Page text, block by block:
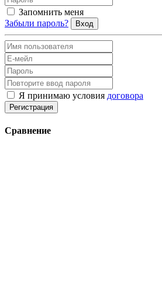
Запомнить меня
Забыли пароль?
Вход
Я принимаю условия договора
Регистрация
Сравнение